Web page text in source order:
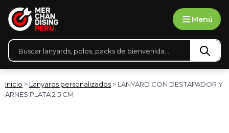
Menú
Búsqueda
Inicio > Lanyards personalizados > LANYARD CON DESTAPADOR Y
ARNES PLATA 2 5 CM